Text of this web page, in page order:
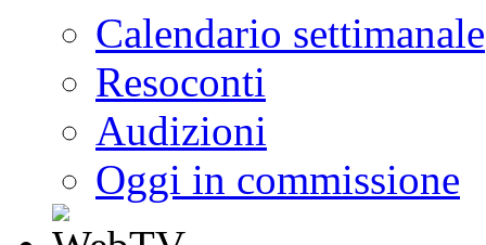
Calendario settimanale
Resoconti
Audizioni
Oggi in commissione